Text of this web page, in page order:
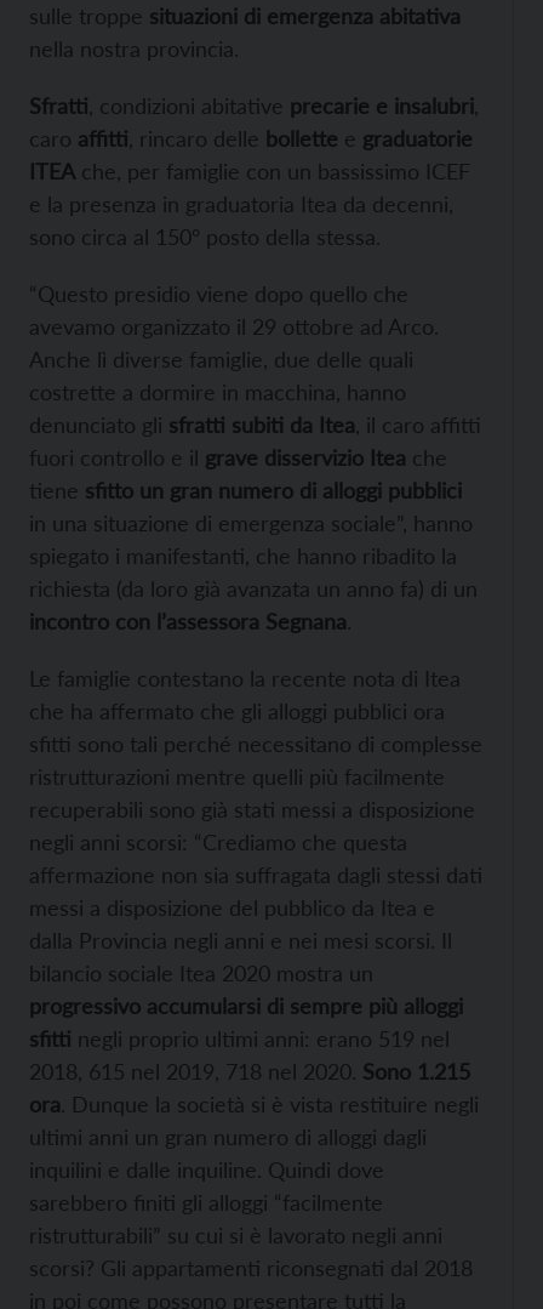
sulle troppe situazioni di emergenza abitativa
nella nostra provincia.
Sfratti , condizioni abitative precarie e insalubri
caro affitti , rincaro delle bollette e graduatorie
ITEA che, per famiglie con un bassissimo ICEF
e la presenza in graduatoria Itea da decenni,
sono circa al 150° posto della stessa.
“Questo presidio viene dopo quello che
avevamo organizzato il 29 ottobre ad Arco.
Anche lì diverse famiglie, due delle quali
costrette a dormire in macchina, hanno
denunciato gli sfratti subiti da Itea , il caro affitti
fuori controllo e il grave disservizio Itea che
tiene sfitto un gran numero di alloggi pubblici
in una situazione di emergenza sociale”, hanno
spiegato i manifestanti, che hanno ribadito la
richiesta (da loro già avanzata un anno fa) di un
incontro con l’assessora Segnana.
Le famiglie contestano la recente nota di Itea
che ha affermato che gli alloggi pubblici ora
sfitti sono tali perché necessitano di complesse
ristrutturazioni mentre quelli più facilmente
recuperabili sono già stati messi a disposizione
negli anni scorsi: “Crediamo che questa
affermazione non sia suffragata dagli stessi dati
messi a disposizione del pubblico da Itea e
dalla Provincia negli anni e nei mesi scorsi. Il
bilancio sociale Itea 2020 mostra un
progressivo accumularsi di sempre più alloggi
sfitti negli proprio ultimi anni: erano 519 nel
2018, 615 nel 2019, 718 nel 2020. Sono 1.215
ora. Dunque la società si è vista restituire negli
ultimi anni un gran numero di alloggi dagli
inquilini e dalle inquiline. Quindi dove
sarebbero finiti gli alloggi “facilmente
ristrutturabili” su cui si è lavorato negli anni
scorsi? Gli appartamenti riconsegnati dal 2018
in poi come possono presentare tutti la